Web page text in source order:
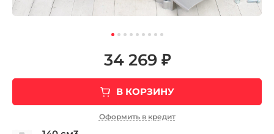
34 269 ₽
В КОРЗИНУ
Оформить в кредит